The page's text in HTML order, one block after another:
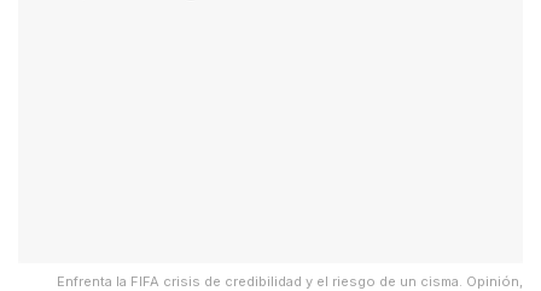
Enfrenta la FIFA crisis de credibilidad y el riesgo de un cisma. Opinión,